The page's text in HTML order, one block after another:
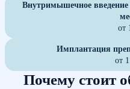
Внутримышечное введение
от
Имплантация
от
Почему стоит